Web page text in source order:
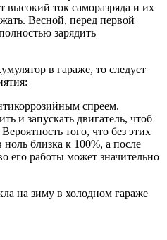
высокий ток саморазряда и их
Весной, перед первой
зарядить
в гараже, то следует
спреем.
и запускать двигатель, чтоб
того, что без этих
близка к 100%, а после
его работы может значительно